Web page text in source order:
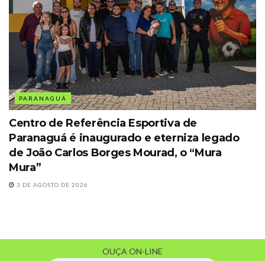
PARANAGUÁ
Centro de Referência Esportiva de
Paranaguá é inaugurado e eterniza legado
de João Carlos Borges Mourad, o “Mura
Mura”
3 DE AGOSTO DE 2026
OUÇA ON-LINE